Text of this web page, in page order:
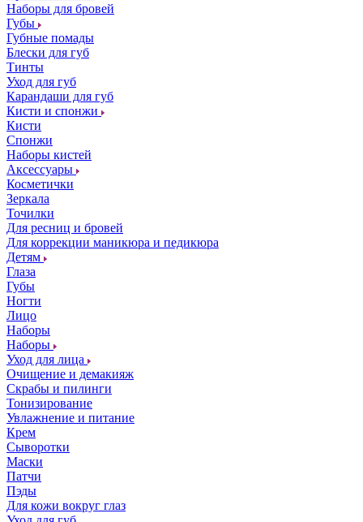
Наборы для бровей
Губы
Губные помады
Блески для губ
Тинты
Уход для губ
Карандаши для губ
Кисти и спонжи
Кисти
Спонжи
Наборы кистей
Аксессуары
Косметички
Зеркала
Точилки
Для ресниц и бровей
Для коррекции маникюра и педикюра
Детям
Глаза
Губы
Ногти
Лицо
Наборы
Наборы
Уход для лица
Очищение и демакияж
Скрабы и пилинги
Тонизирование
Увлажнение и питание
Крем
Сыворотки
Маски
Патчи
Пэды
Для кожи вокруг глаз